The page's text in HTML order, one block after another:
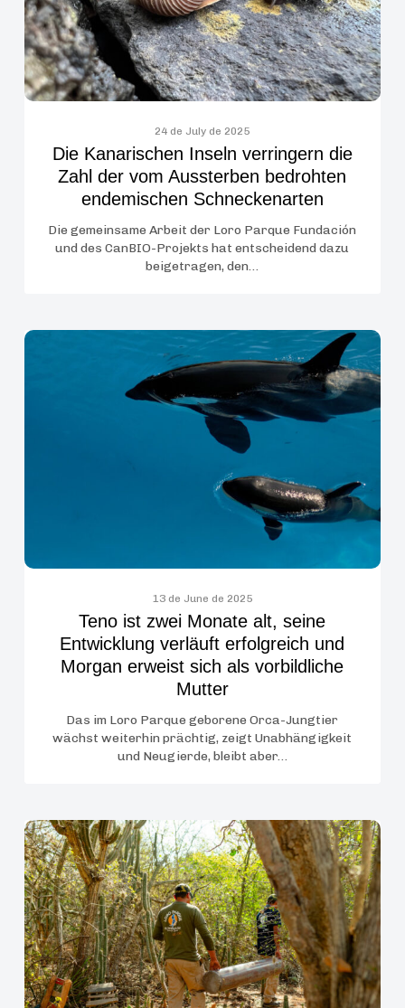
der
vom
Aussterben
bedrohten
Schneckenarten
24 de July de 2025
Die Kanarischen Inseln verringern die
Zahl der vom Aussterben bedrohten
endemischen Schneckenarten
Die gemeinsame Arbeit der Loro Parque Fundación
und des CanBIO-Projekts hat entscheidend dazu
beigetragen, den…
Teno
ist
Monate
alt,
seine
Entwicklung
verläuft
erfolgreich
erweist
sich
als
vorbildliche
Mutter
13 de June de 2025
Teno ist zwei Monate alt, seine
Entwicklung verläuft erfolgreich und
Morgan erweist sich als vorbildliche
Mutter
Das im Loro Parque geborene Orca-Jungtier
wächst weiterhin prächtig, zeigt Unabhängigkeit
und Neugierde, bleibt aber…
Die
Loro
Parque
Fundación
eröffnet
ihre
jährliche
Ausschreibung